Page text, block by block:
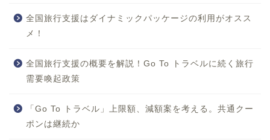
全国旅行支援はダイナミックパッケージの利用がオスス
メ！
全国旅行支援の概要を解説！Go To トラベルに続く旅行
需要喚起政策
「Go To トラベル」上限額、減額案を考える。共通クー
ポンは継続か